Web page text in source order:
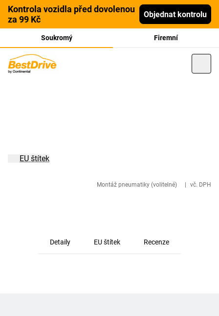
Kontrola vozidla před dovolenou
za 99 Kč
Objednat kontrolu
Soukromý Firemní
Montáž pneumatiky (volitelné) vč. DPH
EU štítek
Detaily EU štítek Recenze